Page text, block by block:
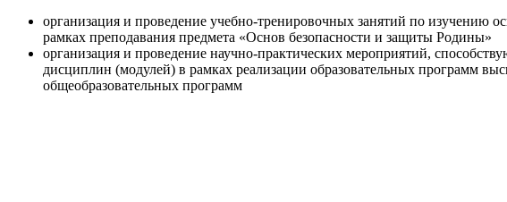
организация и проведение учебно-тренировочных занятий по изучению
рамках преподавания предмета «Основ безопасности и защиты Родины»
организация и проведение научно-практических мероприятий,
дисциплин (модулей) в рамках реализации образовательных программ
общеобразовательных программ